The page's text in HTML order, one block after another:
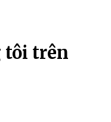
tôi trên